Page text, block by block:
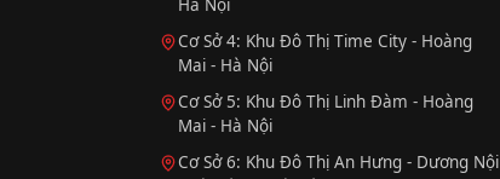
Hà Nội
Cơ Sở 4: Khu Đô Thị Time City - Hoàng
Mai - Hà Nội
Cơ Sở 5: Khu Đô Thị Linh Đàm - Hoàng
Mai - Hà Nội
Cơ Sở 6: Khu Đô Thị An Hưng - Dương Nội